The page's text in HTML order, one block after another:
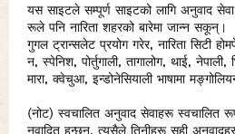
यस साइटले सम्पूर्ण साइटको लागि अनुवाद
रूले पनि नारिता शहरको बारेमा जान्न सकून्।
गुगल ट्रान्सलेट प्रयोग गरेर, नारिता सिटी
न, स्पेनिश, पोर्तुगाली, तागालोग, थाई,
मारा, क्वेचुआ, इन्डोनेसियाली भाषामा
(नोट) स्वचालित अनुवाद सेवाहरू स्वचालित
नुवादित हुन्छन्, त्यसैले तिनीहरू सही